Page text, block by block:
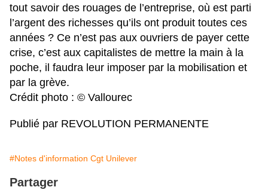
tout savoir des rouages de l’entreprise, où est parti
l’argent des richesses qu’ils ont produit toutes ces
années ? Ce n’est pas aux ouvriers de payer cette
crise, c’est aux capitalistes de mettre la main à la
poche, il faudra leur imposer par la mobilisation et
par la grève.
Crédit photo : © Vallourec
Publié par REVOLUTION PERMANENTE
#Notes d'information Cgt Unilever
Partager